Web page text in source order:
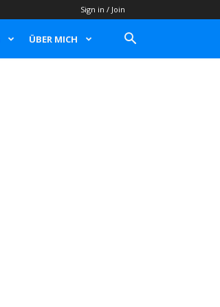
Sign in / Join
ÜBER MICH